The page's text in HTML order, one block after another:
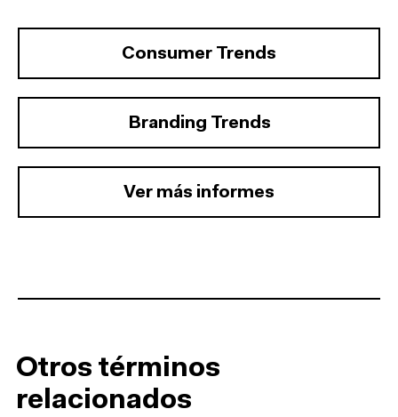
Consumer Trends
Branding Trends
Ver más informes
Otros términos
relacionados